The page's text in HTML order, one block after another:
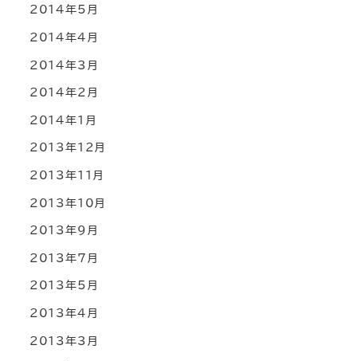
2014年5月
2014年4月
2014年3月
2014年2月
2014年1月
2013年12月
2013年11月
2013年10月
2013年9月
2013年7月
2013年5月
2013年4月
2013年3月